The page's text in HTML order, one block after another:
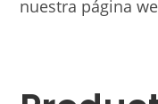
nuestra página